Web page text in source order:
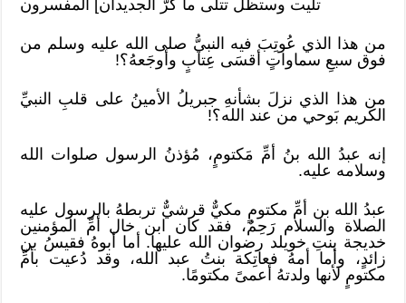
تليت وستظل تتلى ما كرَّ الجديدان] المفسرون
من هذا الذي عُوتِبَ فيه النبيُّ صلى الله عليه وسلم من
فوق سبعِ سماواتٍ أقسَى عِتابٍ وأوجَعهُ؟!
من هذا الذي نزلَ بشأنهِ جبريلُ الأمينُ على قلبِ النبيِّ
الكريم بَوحي من عند الله؟!
إنه عبدُ الله بنُ أمِّ مَكتومٍ، مُؤذنُ الرسول صلوات الله
وسلامه عليه.
عبدُ الله بن أمِّ مكتومٍ مكيٌّ قرشيٌّ تربطهُ بالرسول عليه
الصلاة والسلام رَحِمٌ، فقد كان ابن خال أمِّ المؤمنين
خديجة بنتِ خويلد رضوان الله عليها. أما أبوهُ فقيسُ بن
زائدٍ، وأما أمهُ فعاتِكة بنتُ عبد الله، وقد دُعيت بأمِّ
مكتومٍ لأنها ولدتهُ أعمىً مكتومًا.